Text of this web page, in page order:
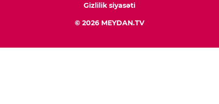
Gizlilik siyasəti
© 2026 MEYDAN.TV